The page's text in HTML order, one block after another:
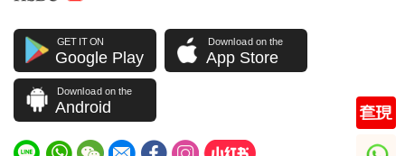
GET IT ON
Google Play
Download on the
App Store
Download on the
Android